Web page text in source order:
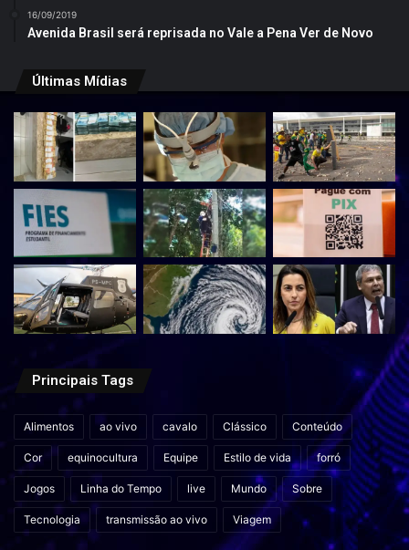
16/09/2019
Avenida Brasil será reprisada no Vale a Pena Ver de Novo
Últimas Mídias
Principais Tags
Alimentos ao vivo cavalo Clássico Conteúdo
Cor equinocultura Equipe Estilo de vida forró
Jogos Linha do Tempo live Mundo Sobre
Tecnologia transmissão ao vivo Viagem